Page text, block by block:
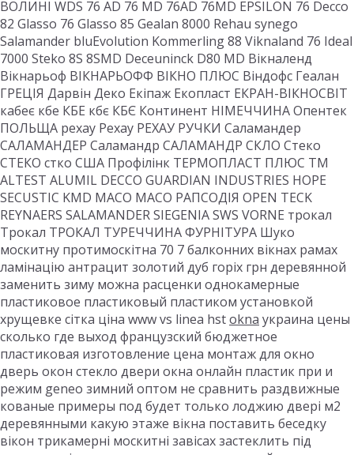
ВОЛИНІ WDS 76 AD 76 MD 76AD 76MD EPSILON 76 Decco
82 Glasso 76 Glasso 85 Gealan 8000 Rehau synego
Salamander bluEvolution Kommerling 88 Viknaland 76 Ideal
7000 Steko 8S 8SMD Deceuninck D80 MD Вікналенд
Вікнарьоф ВІКНАРЬОФФ ВІКНО ПЛЮС Віндофс Геалан
ГРЕЦІЯ Дарвін Деко Екіпаж Екопласт ЕКРАН-ВІКНОСВІТ
кабеє кбе КБЕ кбє КБЄ Континент НІМЕЧЧИНА Опентек
ПОЛЬЩА рехау Рехау РЕХАУ РУЧКИ Саламандер
САЛАМАНДЕР Саламандр САЛАМАНДР СКЛО Стеко
СТЕКО стко США Профілінк ТЕРМОПЛАСТ ПЛЮС ТМ
ALTEST ALUMIL DECCO GUARDIAN INDUSTRIES HOPE
SECUSTIC KMD MACO MACO РАПСОДІЯ OPEN TECK
REYNAERS SALAMANDER SIEGENIA SWS VORNE трокал
Трокал ТРОКАЛ ТУРЕЧЧИНА ФУРНІТУРА Шуко
москитну протимоскітна 70 7 балконних вікнах рамах
ламінацію антрацит золотий дуб горіх грн деревянной
заменить зиму можна расценки однокамерные
пластиковое пластиковый пластиком установкой
хрущевке сітка ціна www vs linea hstokna украина цены
сколько где выход французский бюджетное
пластиковая изготовление цена монтаж для окно
дверь окон стекло двери окна онлайн пластик при и
режим geneo зимний оптом не сравнить раздвижные
кованые примеры под будет только лоджию двері м2
деревянными какую этаже вікна поставить беседку
вікон трикамерні москитні завісах застеклить під